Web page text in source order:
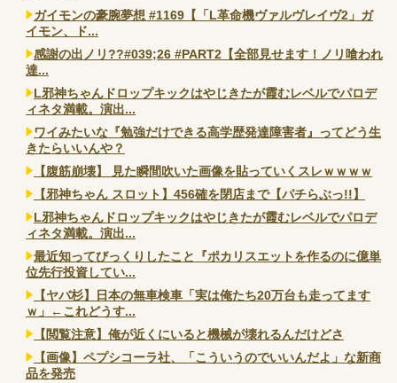
ガイモンの豪腕夢想 #1169【「L革命機ヴァルヴレイヴ2」ガ
イモン、ド...
感謝の出ノリ??#039;26 #PART2【全部見せます！ノリ喰われ
達...
L邪神ちゃんドロップキックはやじきたが霞むレベルでパロデ
ィネタ満載。演出...
ワイみたいな『勉強だけできる高学歴発達障害者』ってどう生
きたらいいんや？
【腹筋崩壊】 見た瞬間吹いた画像を貼っていくスレｗｗｗｗ
【邪神ちゃん スロット】456確を閉店まで【パチらぶっ!!】
L邪神ちゃんドロップキックはやじきたが霞むレベルでパロデ
ィネタ満載。演出...
最近知ってびっくりしたこと『ポカリスエットを作るのに億単
位先行投資してい...
【ヤバ杉】日本の無車検車「実は俺たち20万台も走ってます
ｗ」←これどうす...
【閲覧注意】俺が近くにいると機械が壊れるんだけどさ
【画像】ペプシコーラ社、「こういうのでいいんだよ」な新商
品を発売